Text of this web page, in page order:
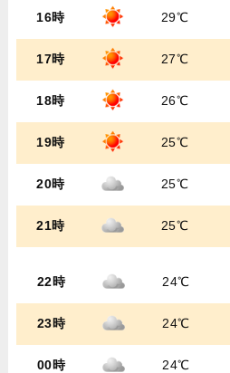
16時 29℃
17時 27℃
18時 26℃
19時 25℃
20時 25℃
21時 25℃
22時 24℃
23時 24℃
00時 24℃